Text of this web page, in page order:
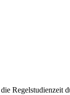
Regelstudienzeit